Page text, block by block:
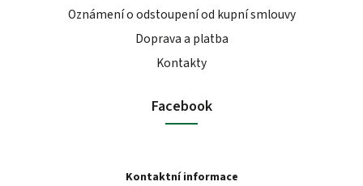
Oznámení o odstoupení od kupní smlouvy
Doprava a platba
Kontakty
Facebook
Kontaktní informace